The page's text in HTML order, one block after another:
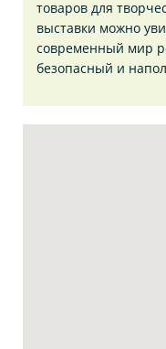
товаров для
выставки можно
современный мир
безопасный и